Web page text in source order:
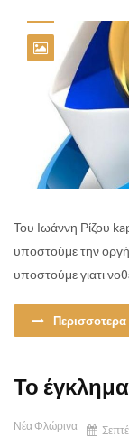
Του Ιωάννη Ρίζου
υποστούμε την οργή
υποστούμε γιατι
Περισσοτερα
Το
Νέα Φλώρινα